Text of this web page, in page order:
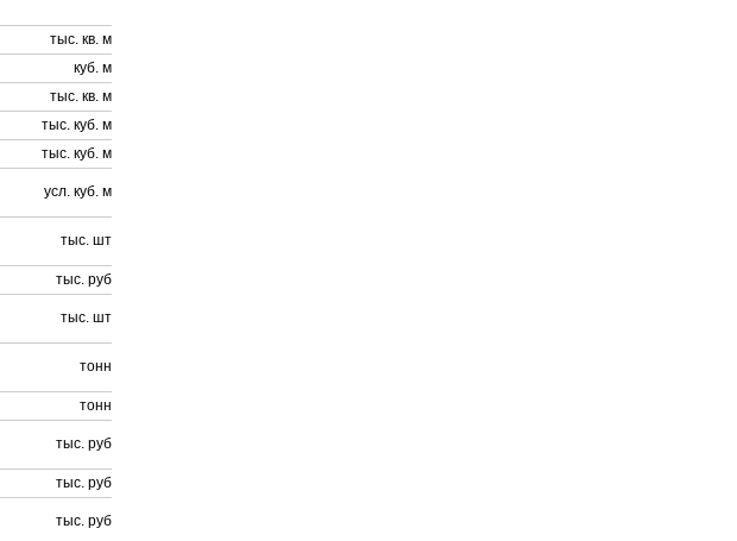
тыс. кв. м
куб. м
тыс. кв. м
тыс. куб. м
тыс. куб. м
усл. куб. м
тыс. шт
тыс. руб
тыс. шт
тонн
тонн
тыс. руб
тыс. руб
тыс. руб